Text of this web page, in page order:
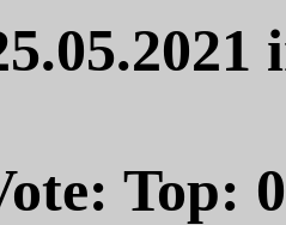
Top: 0